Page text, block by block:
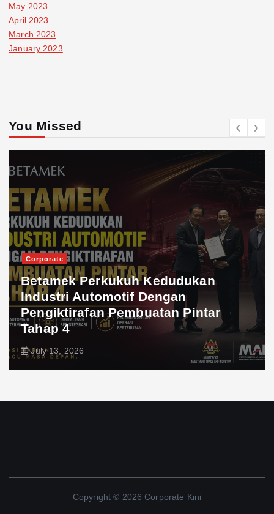
May 2023
April 2023
March 2023
January 2023
You Missed
Corporate
Betamek Perkukuh Kedudukan
Industri Automotif Dengan
Pengiktirafan Pembuatan Pintar
Tahap 4
July 13, 2026
Copyright © 2026 Corporate Kini